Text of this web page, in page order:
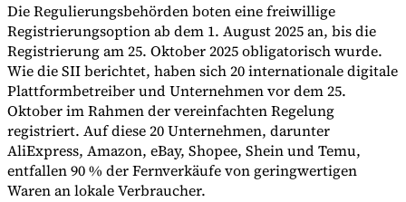
Die Regulierungsbehörden boten eine freiwillige
Registrierungsoption ab dem 1. August 2025 an, bis die
Registrierung am 25. Oktober 2025 obligatorisch wurde.
Wie die SII berichtet, haben sich 20 internationale digitale
Plattformbetreiber und Unternehmen vor dem 25.
Oktober im Rahmen der vereinfachten Regelung
registriert. Auf diese 20 Unternehmen, darunter
AliExpress, Amazon, eBay, Shopee, Shein und Temu,
entfallen 90 % der Fernverkäufe von geringwertigen
Waren an lokale Verbraucher.